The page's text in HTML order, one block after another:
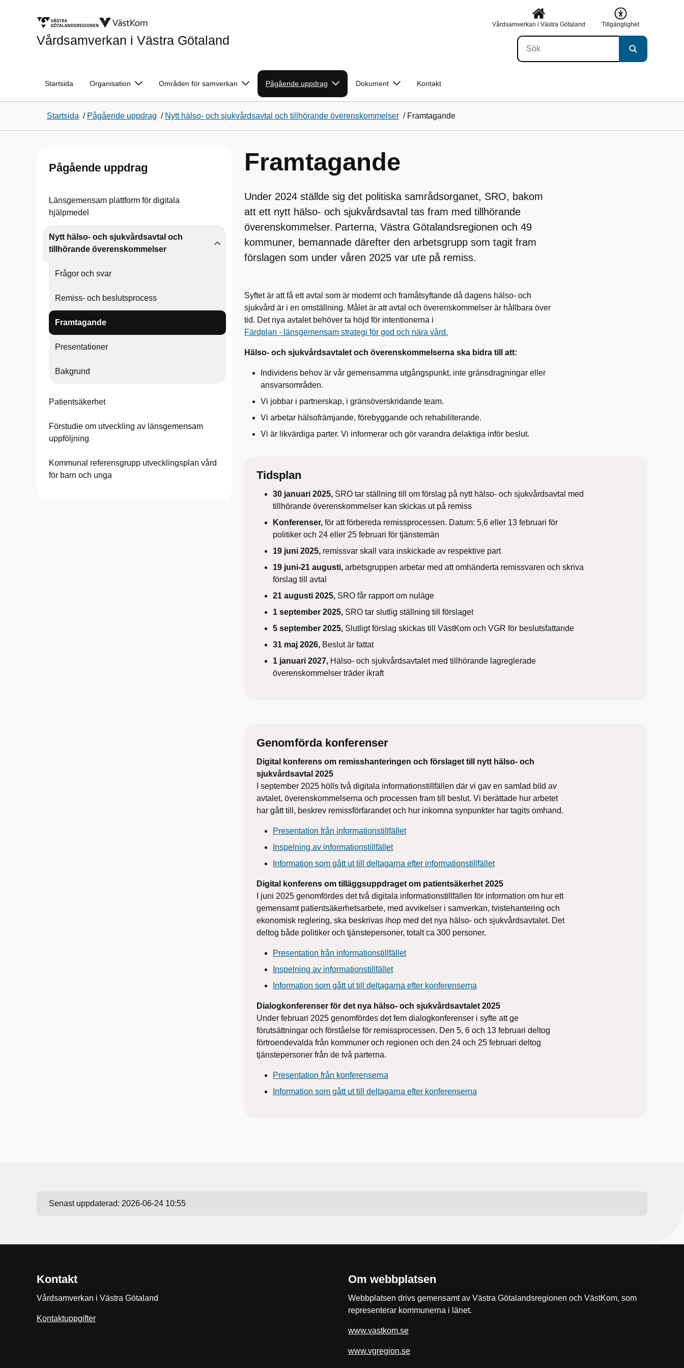
Vårdsamverkan i Västra Götaland
Vårdsamverkan i Västra Götaland Tillgänglighet
Startsida Organisation Områden för samverkan Pågående uppdrag Dokument Kontakt
Startsida / Pågående uppdrag / Nytt hälso- och sjukvårdsavtal och tillhörande överenskommelser / Framtagande
Pågående uppdrag
Länsgemensam plattform för digitala
hjälpmedel
Nytt hälso- och sjukvårdsavtal och
tillhörande överenskommelser
Frågor och svar
Remiss- och beslutsprocess
Framtagande
Presentationer
Bakgrund
Patientsäkerhet
Förstudie om utveckling av länsgemensam
uppföljning
Kommunal referensgrupp utvecklingsplan vård
för barn och unga
Framtagande
Under 2024 ställde sig det politiska samrådsorganet, SRO, bakom
att ett nytt hälso- och sjukvårdsavtal tas fram med tillhörande
överenskommelser. Parterna, Västra Götalandsregionen och 49
kommuner, bemannade därefter den arbetsgrupp som tagit fram
förslagen som under våren 2025 var ute på remiss.
Syftet är att få ett avtal som är modernt och framåtsyftande då dagens hälso- och
sjukvård är i en omställning. Målet är att avtal och överenskommelser är hållbara över
tid. Det nya avtalet behöver ta höjd för intentionerna i
Färdplan - länsgemensam strategi för god och nära vård.
Hälso- och sjukvårdsavtalet och överenskommelserna ska bidra till att:
Individens behov är vår gemensamma utgångspunkt, inte gränsdragningar eller
ansvarsområden.
Vi jobbar i partnerskap, i gränsöverskridande team.
Vi arbetar hälsofrämjande, förebyggande och rehabiliterande.
Vi är likvärdiga parter. Vi informerar och gör varandra delaktiga inför beslut.
Tidsplan
30 januari 2025, SRO tar ställning till om förslag på nytt hälso- och sjukvårdsavtal med
tillhörande överenskommelser kan skickas ut på remiss
Konferenser, för att förbereda remissprocessen. Datum: 5,6 eller 13 februari för
politiker och 24 eller 25 februari för tjänstemän
19 juni 2025, remissvar skall vara inskickade av respektive part
19 juni-21 augusti, arbetsgruppen arbetar med att omhänderta remissvaren och skriva
förslag till avtal
21 augusti 2025, SRO får rapport om nuläge
1 september 2025, SRO tar slutlig ställning till förslaget​
5 september 2025, Slutligt förslag skickas till VästKom och VGR för beslutsfattande​
31 maj 2026, Beslut är fattat​
1 januari 2027, Hälso- och sjukvårdsavtalet med tillhörande lagreglerade
överenskommelser träder ikraft
Genomförda konferenser
Digital konferens om remisshanteringen och förslaget till nytt hälso- och
sjukvårdsavtal 2025
I september 2025 hölls två digitala informationstillfällen där vi gav en samlad bild av
avtalet, överenskommelserna och processen fram till beslut. Vi berättade hur arbetet
har gått till, beskrev remissförfarandet och hur inkomna synpunkter har tagits omhand.
Presentation från informationstillfället
Inspelning av informationstillfället
Information som gått ut till deltagarna efter informationstillfället
Digital konferens om tilläggsuppdraget om patientsäkerhet 2025
I juni 2025 genomfördes det två digitala informationstillfällen för information om hur ett
gemensamt patientsäkerhetsarbete, med avvikelser i samverkan, tvistehantering och
ekonomisk reglering, ska beskrivas ihop med det nya hälso- och sjukvårdsavtalet. Det
deltog både politiker och tjänstepersoner, totalt ca 300 personer.
Presentation från informationstillfället
Inspelning av informationstillfället
Information som gått ut till deltagarna efter konferenserna
Dialogkonferenser för det nya hälso- och sjukvårdsavtalet 2025
Under februari 2025 genomfördes det fem dialogkonferenser i syfte att ge
förutsättningar och förståelse för remissprocessen. Den 5, 6 och 13 februari deltog
förtroendevalda från kommuner och regionen och den 24 och 25 februari deltog
tjänstepersoner från de två parterna.
Presentation från konferenserna
Information som gått ut till deltagarna efter konferenserna
Senast uppdaterad: 2026-06-24 10:55
Kontakt
Vårdsamverkan i Västra Götaland
Kontaktuppgifter
Om webbplatsen
Webbplatsen drivs gemensamt av Västra Götalandsregionen och VästKom, som
representerar kommunerna i länet.
www.vastkom.se
www.vgregion.se